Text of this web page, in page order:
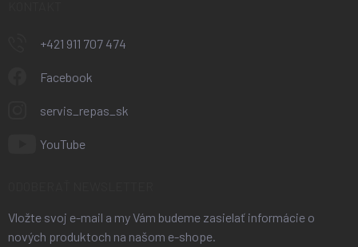
+421 911 707 474
Facebook
servis_repas_sk
YouTube
Vložte svoj e-mail a my Vám budeme zasielať informácie o
nových produktoch na našom e-shope.